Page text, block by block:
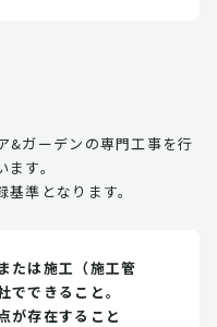
&ガーデンの専門工事を行
す。
準となります。
たは施工（施工管
できること。
が存在すること